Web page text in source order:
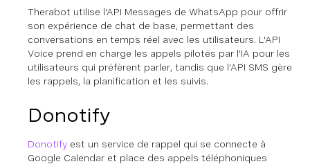
Therabot utilise l'API Messages de WhatsApp pour offrir
son expérience de chat de base, permettant des
conversations en temps réel avec les utilisateurs. L'API
Voice prend en charge les appels pilotés par l'IA pour les
utilisateurs qui préfèrent parler, tandis que l'API SMS gère
les rappels, la planification et les suivis.
Donotify
Donotify est un service de rappel qui se connecte à
Google Calendar et place des appels téléphoniques